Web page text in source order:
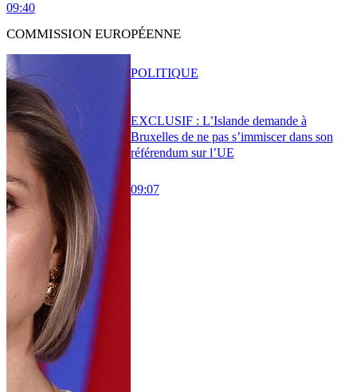
09:40
COMMISSION EUROPÉENNE
EXCLUSIF : L’Islande demande à
Bruxelles de ne pas s’immiscer dans son
référendum sur l’UE
09:07
POLITIQUE